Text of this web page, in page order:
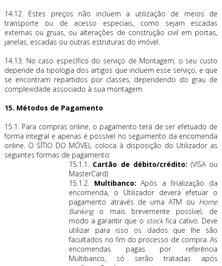
14.12. Estes preços não incluem a utilização de meios de
transporte ou de acesso especiais, como sejam escadas
externas ou gruas, ou alterações de construção civil em portas,
janelas, escadas ou outras estruturas do imóvel.
14.13. No caso específico do serviço de Montagem, o seu custo
depende da tipologia dos artigos que incluem esse serviço, e que
se encontram repartidos por classes, dependendo do grau de
complexidade associado à sua montagem.
15. Métodos de Pagamento
15.1. Para compras online, o pagamento terá de ser efetuado de
forma integral e apenas é possível no seguimento da encomenda
online. O SÍTIO DO MÓVEL coloca à disposição do Utilizador as
seguintes formas de pagamento:
15.1.1. Cartão de débito/crédito: (VISA ou
MasterCard)
15.1.2. Multibanco:Após a finalização da
encomenda, o Utilizador deverá efetuar o
pagamento através de uma ATM ou Home
Bankingo mais brevemente possível, de
modo a garantir que ostockfica cativo. Deve
utilizar para isso os dados que lhe são
facultados no fim do processo de compra. As
encomendas pagas por referência
Multibanco, só serão tratadas após